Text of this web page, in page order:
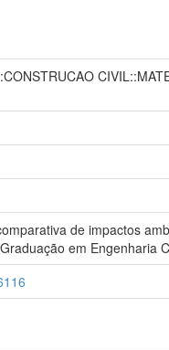
de impactos
em Engenharia